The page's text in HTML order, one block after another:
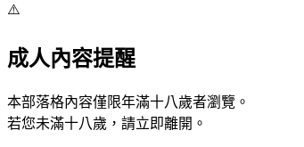
⚠️
成人內容提醒
本部落格內容僅限年滿十八歲者瀏覽。
若您未滿十八歲，請立即離開。